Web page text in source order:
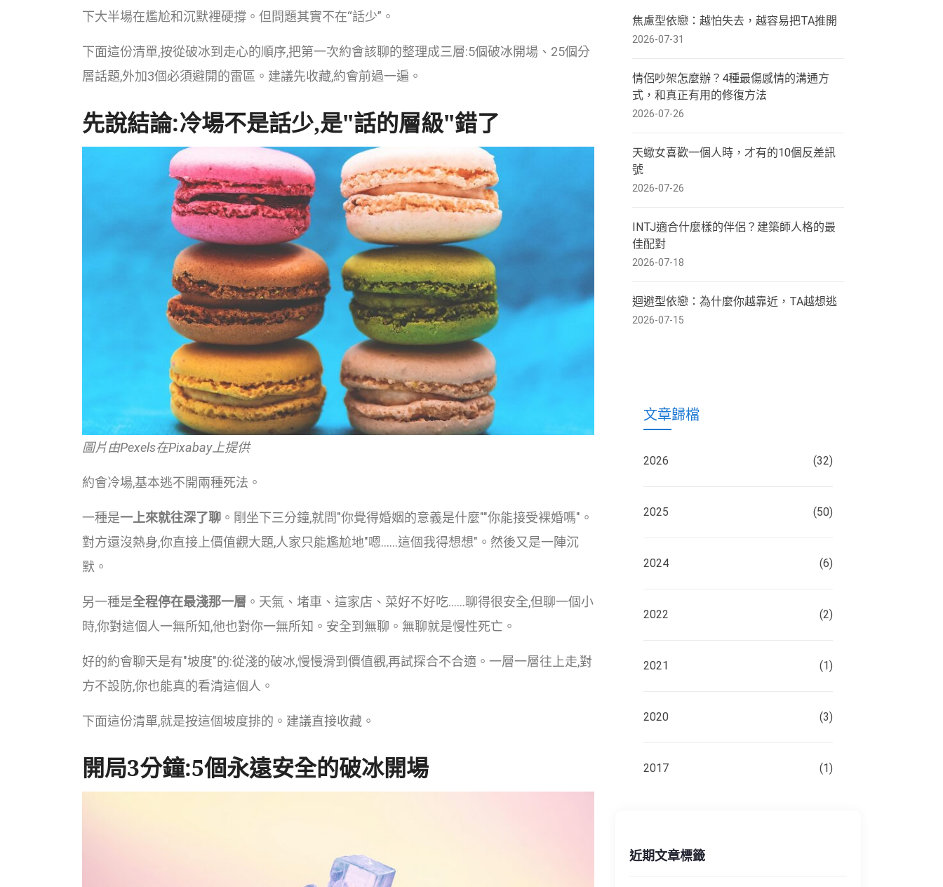
下大半場在尷尬和沉默裡硬撐。但問題其實不在“話少”。
下面這份清單,按從破冰到走心的順序,把第一次約會該聊的整理成三層:5個破冰開場、25個分
層話題,外加3個必須避開的雷區。建議先收藏,約會前過一遍。
先說結論:冷場不是話少,是"話的層級"錯了
圖片由Pexels在Pixabay上提供
約會冷場,基本逃不開兩種死法。
一種是一上來就往深了聊 。剛坐下三分鐘,就問"你覺得婚姻的意義是什麼""你能接受裸婚嗎"。
對方還沒熱身,你直接上價值觀大題,人家只能尷尬地"嗯……這個我得想想"。然後又是一陣沉
默。
另一種是全程停在最淺那一層 。天氣、堵車、這家店、菜好不好吃……聊得很安全,但聊一個小
時,你對這個人一無所知,他也對你一無所知。安全到無聊。無聊就是慢性死亡。
好的約會聊天是有"坡度"的:從淺的破冰,慢慢滑到價值觀,再試探合不合適。一層一層往上走,對
方不設防,你也能真的看清這個人。
下面這份清單,就是按這個坡度排的。建議直接收藏。
開局3分鐘:5個永遠安全的破冰開場
焦慮型依戀：越怕失去，越容易把TA推開
2026-07-31
情侶吵架怎麼辦？4種最傷感情的溝通方
式，和真正有用的修復方法
2026-07-26
天蠍女喜歡一個人時，才有的10個反差訊
號
2026-07-26
INTJ適合什麼樣的伴侶？建築師人格的最
佳配對
2026-07-18
迴避型依戀：為什麼你越靠近，TA越想逃
2026-07-15
文章歸檔
2026 (32)
2025 (50)
2024 (6)
2022 (2)
2021 (1)
2020 (3)
2017 (1)
近期文章標籤